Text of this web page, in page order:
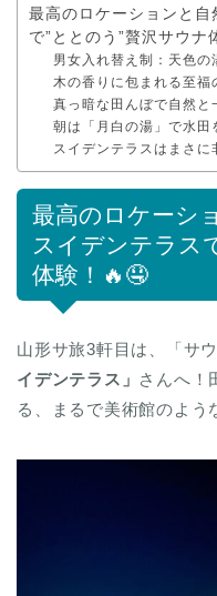
最高のロケーションと自
で”ととのう”贅沢サウナ
男女入れ替え制：天色の
木の香りに包まれる至福
真っ暗な田んぼで自然と
朝は「月白の湯」で水田
スイデンテラスはまさに
最高のロケーシ
スイデンテラス
体験！🔥🤤
山形サ旅3軒目は、「サ
イデンテラス」 さんへ！
る、まるで美術館のよう